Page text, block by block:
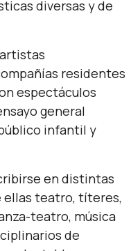
diversas y de
residentes
espectáculos
general
infantil y
en distintas
teatro, títeres,
teatro, música
de